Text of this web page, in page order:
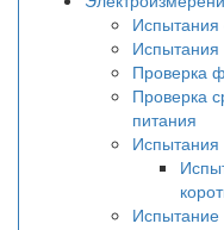
Испытания
Испытания
Проверка
Проверка
питания
Испытания
Испытание